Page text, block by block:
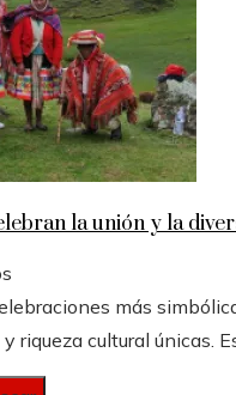
la unión y la
más
riqueza cultural únicas.